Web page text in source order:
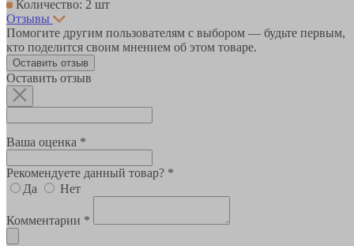
Количество: 2 шт
Отзывы
Помогите другим пользователям с выбором — будьте первым,
кто поделится своим мнением об этом товаре.
Оставить отзыв
Оставить отзыв
Ваша оценка *
Рекомендуете данный товар? *
Да
Нет
Комментарии *